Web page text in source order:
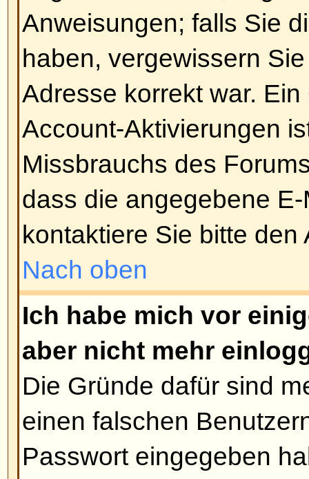
zutreffend ist, zu wählen. Bitte
die Zeitzone nur wechseln
registriertes Mitglied sind. Falls
registriert sind, wäre dies
dazu.
Nach oben
Ich habe die Zeitzone
immer noch falsch!
Wenn Sie sich sicher sind, die
gewählt zu haben und die
stimmen, kann es daran liegen,
Sommerzeit steht. Das Board
worden, um zwischen Winter-
wechseln, daher kann es im
Differenz zwischen der von
Boardzeit kommen.
Nach oben